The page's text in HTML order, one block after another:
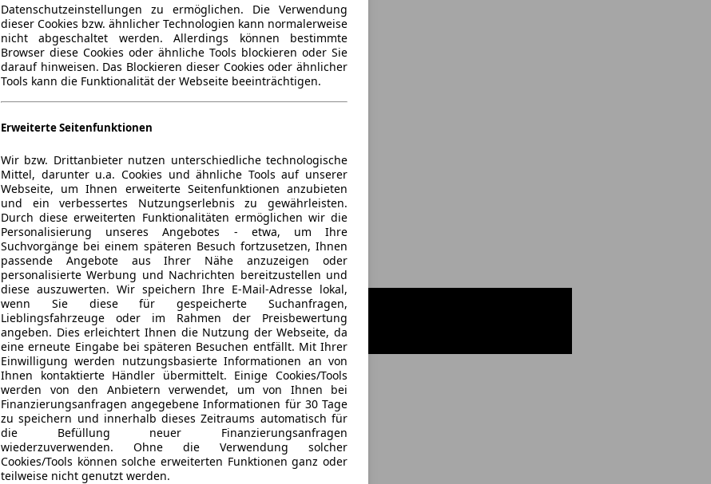
Datenschutzeinstellungen zu ermöglichen. Die Verwendung
dieser Cookies bzw. ähnlicher Technologien kann normalerweise
nicht abgeschaltet werden. Allerdings können bestimmte
Browser diese Cookies oder ähnliche Tools blockieren oder Sie
darauf hinweisen. Das Blockieren dieser Cookies oder ähnlicher
Tools kann die Funktionalität der Webseite beeinträchtigen.
Erweiterte Seitenfunktionen
Wir bzw. Drittanbieter nutzen unterschiedliche technologische
Mittel, darunter u.a. Cookies und ähnliche Tools auf unserer
Webseite, um Ihnen erweiterte Seitenfunktionen anzubieten
und ein verbessertes Nutzungserlebnis zu gewährleisten.
Durch diese erweiterten Funktionalitäten ermöglichen wir die
Personalisierung unseres Angebotes - etwa, um Ihre
Suchvorgänge bei einem späteren Besuch fortzusetzen, Ihnen
passende Angebote aus Ihrer Nähe anzuzeigen oder
personalisierte Werbung und Nachrichten bereitzustellen und
diese auszuwerten. Wir speichern Ihre E-Mail-Adresse lokal,
wenn Sie diese für gespeicherte Suchanfragen,
Lieblingsfahrzeuge oder im Rahmen der Preisbewertung
angeben. Dies erleichtert Ihnen die Nutzung der Webseite, da
eine erneute Eingabe bei späteren Besuchen entfällt. Mit Ihrer
Einwilligung werden nutzungsbasierte Informationen an von
Ihnen kontaktierte Händler übermittelt. Einige Cookies/Tools
werden von den Anbietern verwendet, um von Ihnen bei
Finanzierungsanfragen angegebene Informationen für 30 Tage
zu speichern und innerhalb dieses Zeitraums automatisch für
die Befüllung neuer Finanzierungsanfragen
wiederzuverwenden. Ohne die Verwendung solcher
Cookies/Tools können solche erweiterten Funktionen ganz oder
teilweise nicht genutzt werden.